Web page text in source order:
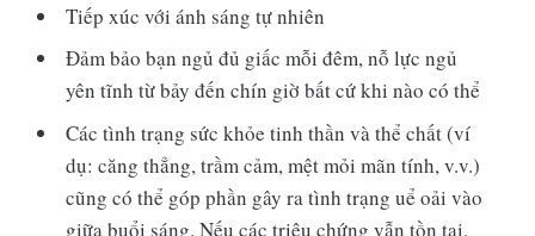
Tiếp xúc với ánh sáng tự nhiên
Đảm bảo bạn ngủ đủ giấc mỗi đêm, nỗ lực ngủ
yên tĩnh từ bảy đến chín giờ bất cứ khi nào có thể
Các tình trạng sức khỏe tinh thần và thể chất (ví
dụ: căng thẳng, trầm cảm, mệt mỏi mãn tính, v.v.)
cũng có thể góp phần gây ra tình trạng uể oải vào
giữa buổi sáng. Nếu các triệu chứng vẫn tồn tại,